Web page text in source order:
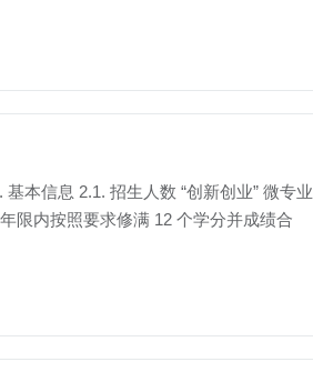
本信息 2.1. 招生人数 “创新创业” 微专业
限内按照要求修满 12 个学分并成绩合